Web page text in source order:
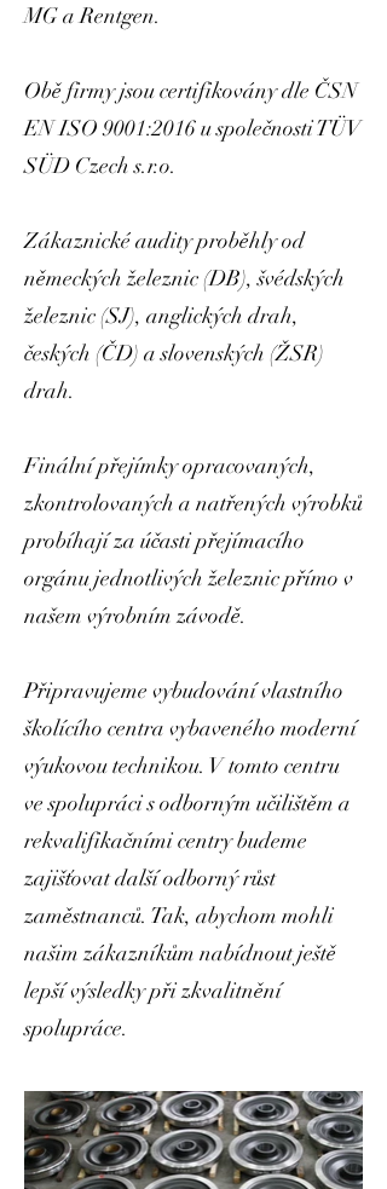
MG a Rentgen.
Obě firmy jsou certifikovány dle ČSN
EN ISO 9001:2016 u společnosti TÜV
SÜD Czech s.r.o.
Zákaznické audity proběhly od
německých železnic (DB), švédských
železnic (SJ), anglických drah,
českých (ČD) a slovenských (ŽSR)
drah.
Finální přejímky opracovaných,
zkontrolovaných a natřených výrobků
probíhají za účasti přejímacího
orgánu jednotlivých železnic přímo v
našem výrobním závodě.
Připravujeme vybudování vlastního
školícího centra vybaveného moderní
výukovou technikou. V tomto centru
ve spolupráci s odborným učilištěm a
rekvalifikačními centry budeme
zajišťovat další odborný růst
zaměstnanců. Tak, abychom mohli
našim zákazníkům nabídnout ještě
lepší výsledky při zkvalitnění
spolupráce.